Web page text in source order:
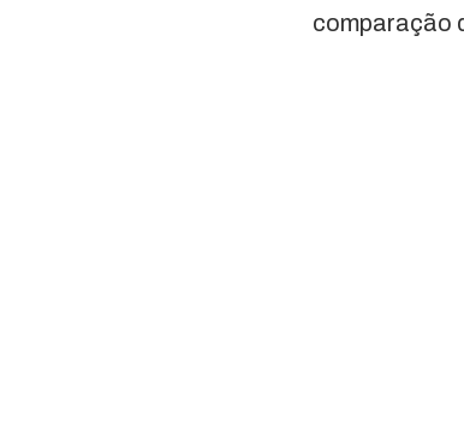
comparação